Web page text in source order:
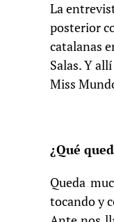
La
posterior
catalanas
Salas. Y
Miss
¿Qué
Queda
tocando y